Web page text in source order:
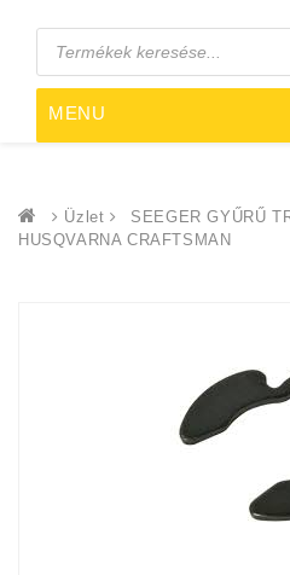
Products
search
MENU
Üzlet
SEEGER GYŰRŰ
HUSQVARNA CRAFTSMAN